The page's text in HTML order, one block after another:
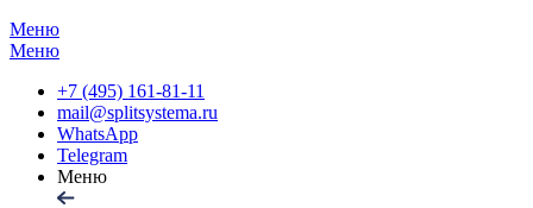
Меню
Меню
+7 (495) 161-81-11
mail@splitsystema.ru
WhatsApp
Telegram
Меню